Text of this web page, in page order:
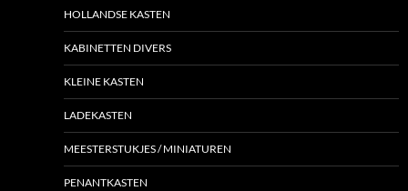
HOLLANDSE KASTEN
KABINETTEN DIVERS
KLEINE KASTEN
LADEKASTEN
MEESTERSTUKJES / MINIATUREN
PENANTKASTEN